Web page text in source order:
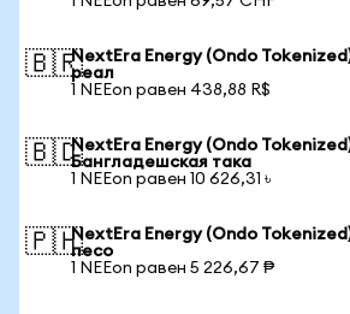
🇧🇷NextEra Energy (Ondo
реал
1 NEEon равен 438,88 R$
🇧🇩NextEra Energy (Ondo
Бангладешская така
1 NEEon равен 10 626,31 ৳
🇵🇭NextEra Energy (Ondo
песо
1 NEEon равен 5 226,67 ₱